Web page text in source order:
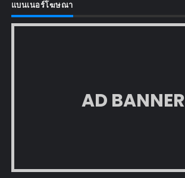
แบนเนอร์โฆษณา
AD BANNER